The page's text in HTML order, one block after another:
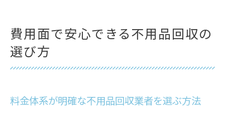
費用面で安心できる不用品回収の
選び方
料金体系が明確な不用品回収業者を選ぶ方法